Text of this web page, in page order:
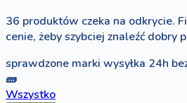
36 produktów czeka na odkrycie.
cenie, żeby szybciej znaleźć dobry
sprawdzone marki wysyłka 24h
🧱
Wszystko